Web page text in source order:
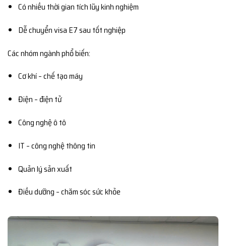
Có nhiều thời gian tích lũy kinh nghiệm
Dễ chuyển visa E7 sau tốt nghiệp
Các nhóm ngành phổ biến:
Cơ khí – chế tạo máy
Điện – điện tử
Công nghệ ô tô
IT – công nghệ thông tin
Quản lý sản xuất
Điều dưỡng – chăm sóc sức khỏe